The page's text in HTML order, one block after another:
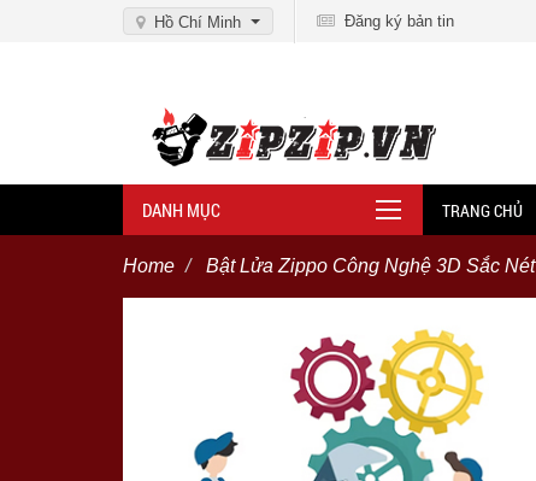
Hồ Chí Minh Đăng ký bản tin
DANH MỤC TRANG CHỦ
Home Bật Lửa Zippo Công Nghệ 3D Sắc Nét